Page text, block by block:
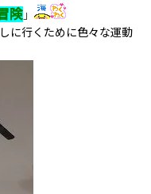
険 」
に行くために色々な運動